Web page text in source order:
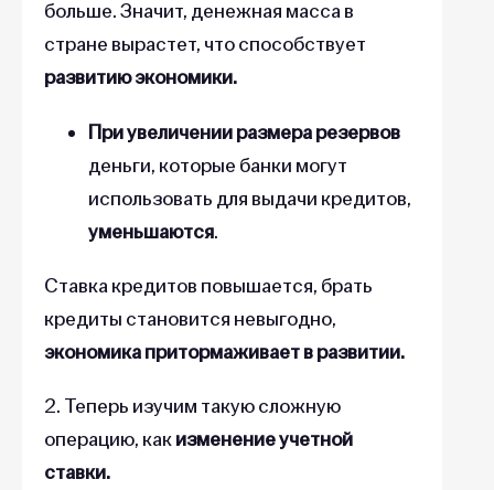
больше. Значит, денежная масса в
стране вырастет, что способствует
развитию экономики.
При увеличении размера резервов
деньги, которые банки могут
использовать для выдачи кредитов,
уменьшаются.
Ставка кредитов повышается, брать
кредиты становится невыгодно,
экономика притормаживает в развитии.
2. Теперь изучим такую сложную
операцию, какизменение учетной
ставки.